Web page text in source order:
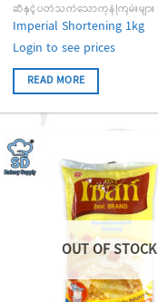
ဆီနှင့်ပတ်သက်သောကုန်ကြမ်းများ
Imperial Shortening 1kg
Login to see prices
READ MORE
OUT OF STOCK